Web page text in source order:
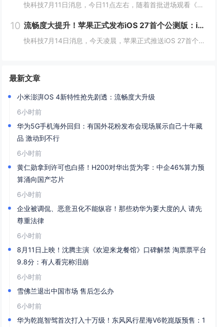
快科技7月11日消息，今日11点左右，随着首批进场观看《功夫女足》的观众陆续散场走出影院，对应影片评价的相关内容就立刻铺满了各大社交平台，好看、无厘头笑点密集、热血够劲儿这类正向反馈率先刷出了很高的热度。和满屏好评同步冒头的，是大量指向性极...
10 流畅度大提升！苹果正式发布iOS 27首个公测版：iPhone 11及以上都能升级
快科技7月14日消息，今天凌晨，苹果正式推送iOS 27首个公测版，安装包大小约19.59GB。与此前需要开发者账号才能安装的开发者预览版不同，iOS 27公测版面向所有Apple ID用户免费开放，完成注册后即可接收系统更新。机型适配方面...
最新文章
小米澎湃OS 4新特性抢先剧透：流畅度大升级
6小时前
华为5G手机海外回归：有国外花粉发布会现场展示自己十年藏
品 激动到不行
6小时前
黄仁勋拿到许可也白搭！H200对华出货为零：中企46%算力预
算涌向国产芯片
6小时前
企业被调侃、恶意丑化不能纵容！那些劝华为要大度的人 请先
尊重法律
6小时前
8月11日上映！沈腾主演《欢迎来龙餐馆》口碑解禁 淘票票平台
9.8分：有人看完称泪崩
6小时前
雪佛兰退出中国市场 售后怎么办
6小时前
华为乾崑智驾首次打入十万级！东风风行星海V6乾崑版预售：1